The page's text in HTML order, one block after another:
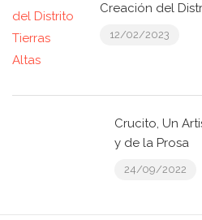
Creación del
12/02/2023
Crucito, Un
y de la Prosa
24/09/2022